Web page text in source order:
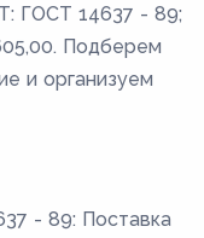
ГОСТ 14637 - 89;
Подберем
и организуем
- 89: Поставка